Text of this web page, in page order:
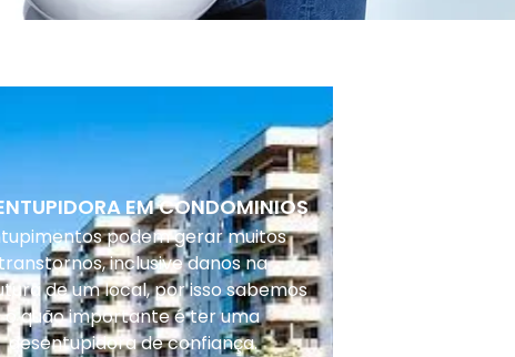
EM CONDOMINIOS
podem gerar muitos
transtornos, inclusive danos na
de um local, por isso sabemos
o quão importante é ter uma
desentupidora de confiança.